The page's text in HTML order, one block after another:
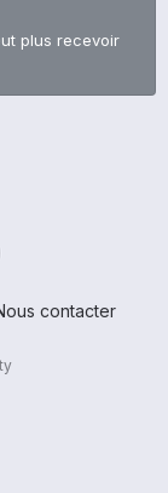
plus recevoir
contacter